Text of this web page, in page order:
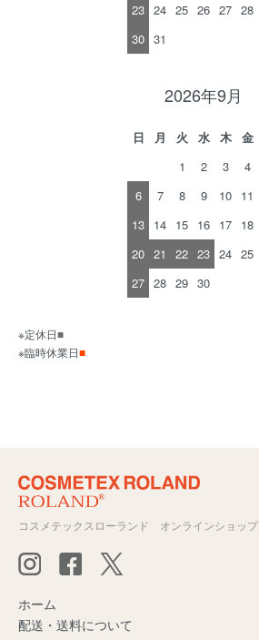
23 24 25 26 27 28
30 31
2026年9月
日 月 火 水 木 金
1
2 3 4
6
7 8 9 10 11
13 14 15 16 17 18
20 21 22 23 24 25
27 28 29 30
※定休日■
※臨時休業日■
コスメテックスローランド オンラインショップ
ホーム
配送・送料について